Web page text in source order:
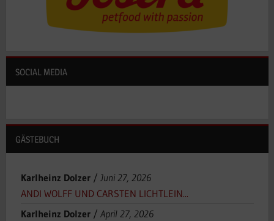
SOCIAL MEDIA
GÄSTEBUCH
Karlheinz Dolzer/ Juni 27, 2026
ANDI WOLFF UND CARSTEN LICHTLEIN...
Karlheinz Dolzer/ April 27, 2026